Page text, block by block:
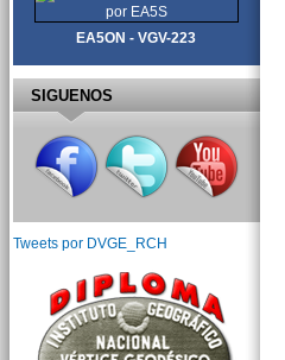
EA5ON - VGV-223
SIGUENOS
Tweets por DVGE_RCH